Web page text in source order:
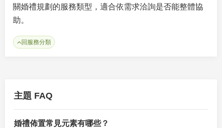
關婚禮規劃的服務類型，適合依需求洽詢是否能整體協
助。
回服務分類
主題 FAQ
婚禮佈置常見元素有哪些？